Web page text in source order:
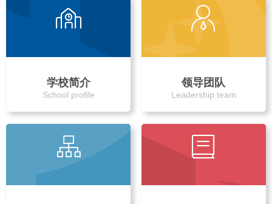
学校简介
School profile
领导团队
Leadership team